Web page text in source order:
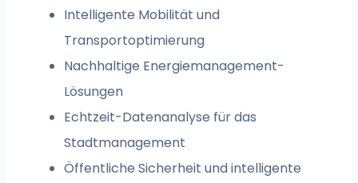
Intelligente Mobilität und
Transportoptimierung
Nachhaltige Energiemanagement-
Lösungen
Echtzeit-Datenanalyse für das
Stadtmanagement
Öffentliche Sicherheit und intelligente